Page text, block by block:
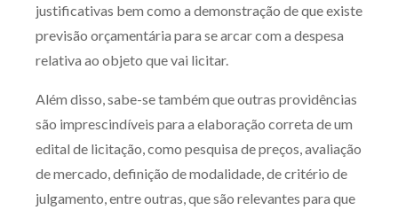
justificativas bem como a demonstração de que existe
previsão orçamentária para se arcar com a despesa
relativa ao objeto que vai licitar.
Além disso, sabe-se também que outras providências
são imprescindíveis para a elaboração correta de um
edital de licitação, como pesquisa de preços, avaliação
de mercado, definição de modalidade, de critério de
julgamento, entre outras, que são relevantes para que